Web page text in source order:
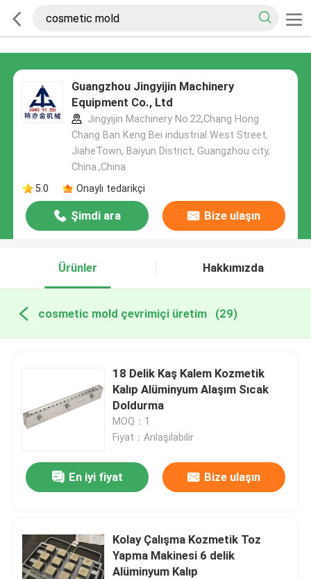
Guangzhou Jingyijin Machinery
Equipment Co., Ltd
Jingyijin Machinery No.22,Chang Hong
Chang Ban Keng Bei industrial West Street,
JiaheTown, Baiyun District, Guangzhou city,
China.,China
5.0
Onaylı tedarikçi
Şimdi ara Bize ulaşın
Ürünler Hakkımızda
cosmetic mold çevrimiçi üretim (29)
18 Delik Kaş Kalem Kozmetik
Kalıp Alüminyum Alaşım Sıcak
Doldurma
MOQ：1
Fiyat：Anlaşılabilir
En iyi fiyat Bize ulaşın
Kolay Çalışma Kozmetik Toz
Yapma Makinesi 6 delik
Alüminyum Kalıp